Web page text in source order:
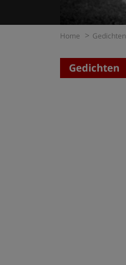
Home Gedichten
Gedichten